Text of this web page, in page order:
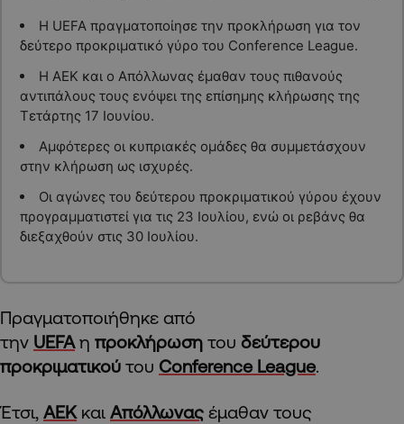
Η UEFA πραγματοποίησε την προκλήρωση για τον
δεύτερο προκριματικό γύρο του Conference League.
Η ΑΕΚ και ο Απόλλωνας έμαθαν τους πιθανούς
αντιπάλους τους ενόψει της επίσημης κλήρωσης της
Τετάρτης 17 Ιουνίου.
Αμφότερες οι κυπριακές ομάδες θα συμμετάσχουν
στην κλήρωση ως ισχυρές.
Οι αγώνες του δεύτερου προκριματικού γύρου έχουν
προγραμματιστεί για τις 23 Ιουλίου, ενώ οι ρεβάνς θα
διεξαχθούν στις 30 Ιουλίου.
Πραγματοποιήθηκε από
την UEFAη προκλήρωση του δεύτερου
προκριματικού του Conference League.
Έτσι, ΑΕΚκαι Απόλλωνας έμαθαν τους